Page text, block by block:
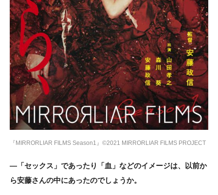
『MIRRORLIAR FILMS Season1』©2021 MIRRORLIAR FILMS PROJECT
―「セックス」であったり「血」などのイメージは、以前か
ら安藤さんの中にあったのでしょうか。